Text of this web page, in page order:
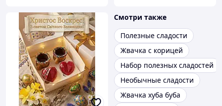
Смотри также
Полезные сладости
Жвачка с корицей
Набор полезных сладостей
Необычные сладости
Жвачка хуба буба